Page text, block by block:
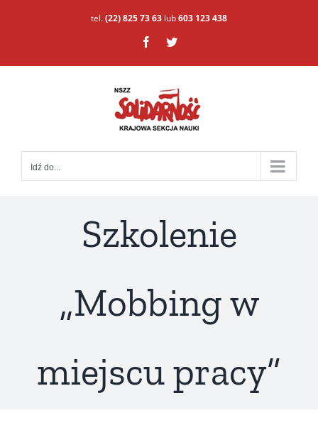
tel.(22) 825 73 63 lub603 123 438
FacebookTwitter
Idź do...
Szkolenie
„Mobbing w
miejscu pracy”